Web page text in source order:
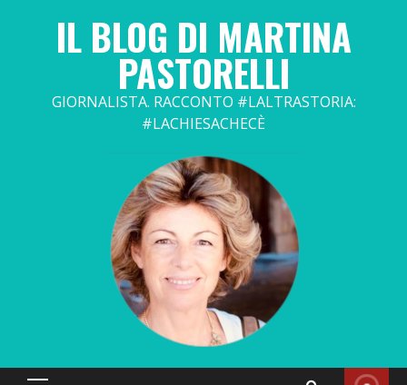
IL BLOG DI MARTINA
PASTORELLI
GIORNALISTA. RACCONTO #LALTRASTORIA:
#LACHIESACHECÈ